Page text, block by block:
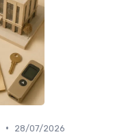
• 28/07/2026